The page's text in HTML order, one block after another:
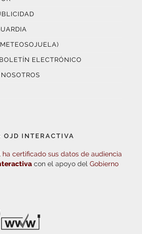
ELECTRÓNICO
OJD INTERACTIVA
ha certificado sus datos de audiencia
con el apoyo del Gobierno